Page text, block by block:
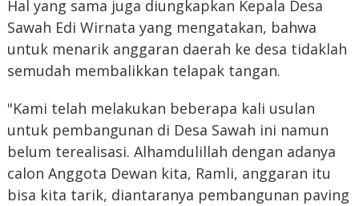
Hal yang sama juga diungkapkan Kepala Desa
Sawah Edi Wirnata yang mengatakan, bahwa
untuk menarik anggaran daerah ke desa tidaklah
semudah membalikkan telapak tangan.
"Kami telah melakukan beberapa kali usulan
untuk pembangunan di Desa Sawah ini namun
belum terealisasi. Alhamdulillah dengan adanya
calon Anggota Dewan kita, Ramli, anggaran itu
bisa kita tarik, diantaranya pembangunan paving